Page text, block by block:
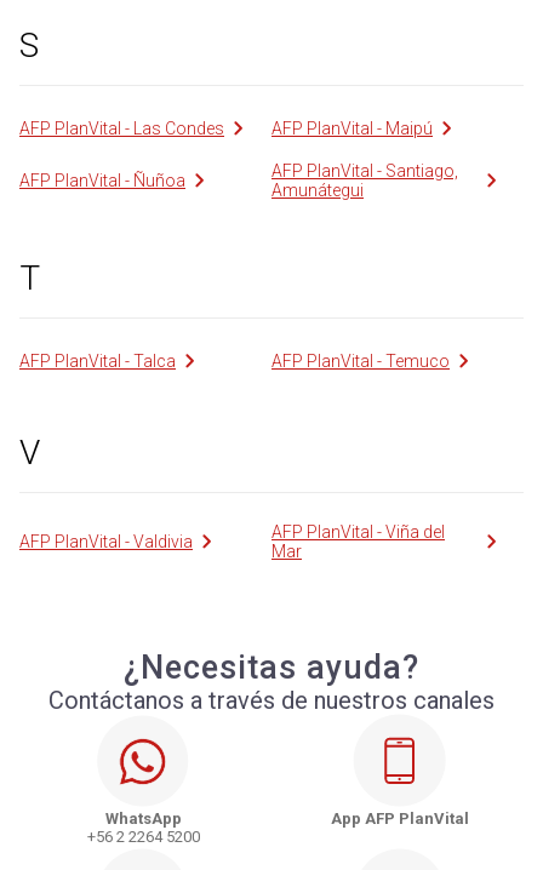
S
AFP PlanVital - Las Condes AFP PlanVital - Maipú
AFP PlanVital - Ñuñoa
AFP PlanVital - Santiago,
Amunátegui
T
AFP PlanVital - Talca AFP PlanVital - Temuco
V
AFP PlanVital - Valdivia
AFP PlanVital - Viña del
Mar
¿Necesitas ayuda?
Contáctanos a través de nuestros canales
WhatsApp
+56 2 2264 5200
App AFP PlanVital